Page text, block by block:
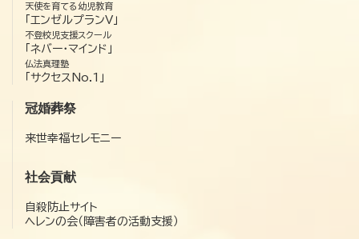
天使を育てる幼児教育
「エンゼルプランV」
不登校児支援スクール
「ネバー・マインド」
仏法真理塾
「サクセスNo.1」
冠婚葬祭
来世幸福セレモニー
社会貢献
自殺防止サイト
ヘレンの会（障害者の活動支援）